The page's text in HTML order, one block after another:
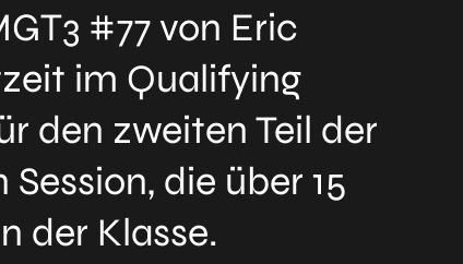
#77 von Eric
im Qualifying
den zweiten Teil der
die über 15
der Klasse.